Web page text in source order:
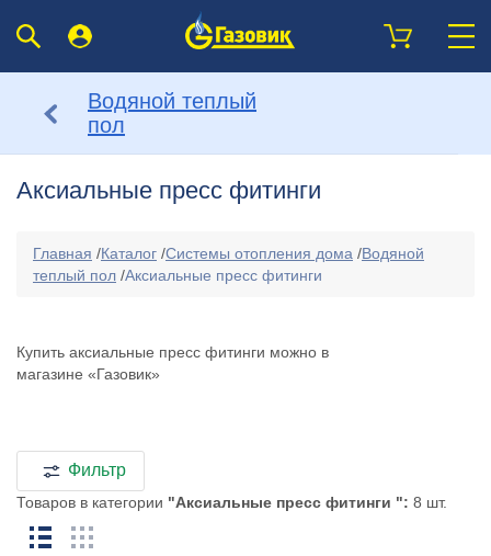
Водяной теплый
пол
Аксиальные пресс фитинги
Главная /Каталог /Системы отопления дома /Водяной
теплый пол /Аксиальные пресс фитинги
Купить аксиальные пресс фитинги можно в
магазине «Газовик»
Фильтр
Товаров в категории "Аксиальные пресс фитинги ": 8 шт.